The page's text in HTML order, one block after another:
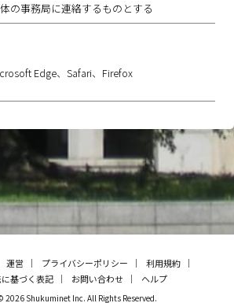
の事務局に連絡するものとする
Edge、Safari、Firefox
運営 プライバシーポリシー
利用規約
基づく表記
お問い合わせ ヘルプ
2026 Shukuminet Inc. All Rights Reserved.